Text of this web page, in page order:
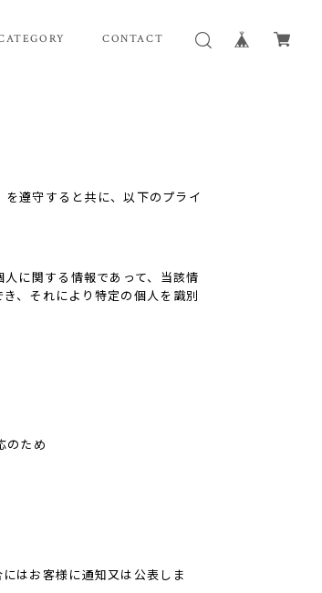
CONTACT
遵守すると共に、以下のプライ
に関する情報であって、当該情
、それにより特定の個人を識別
のため
はお客様に通知又は公表しま